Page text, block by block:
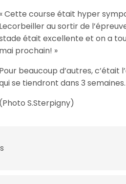
« Cette course était hyper
Lecorbeiller au sortir de
était excellente et on a
mai prochain! »
Pour beaucoup d’autres, c’était
se tiendront dans 3 semaines.
(Photo S.Sterpigny)